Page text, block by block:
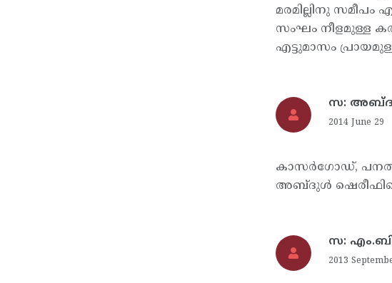
മരമില്ലിനു
സംഘം നീളമുള്ള
എട്ടുമാസം
സ:
2014 June 29
കാസര്‍ഗോഡ്,
അബ്ദുള്‍
സ:
2013